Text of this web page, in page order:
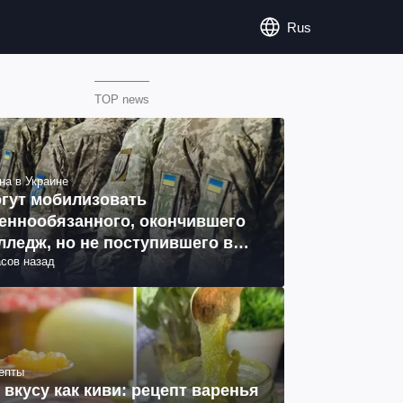
Rus
TOP news
в Украине
мобилизовать
окончившего
но не поступившего в
объяснение юриста
назад
как киви: рецепт варенья